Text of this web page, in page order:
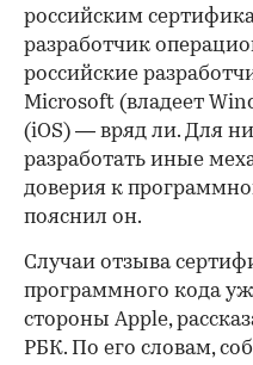
российским
разработчик
российские
Microsoft (владеет
(iOS) — вряд ли. Для
разработать иные
доверия к
пояснил он.
Случаи отзыва
программного кода
стороны Apple,
РБК. По его словам,